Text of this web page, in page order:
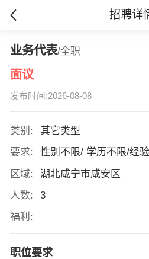
招聘详
业务代表/全职
面议
发布时间:2026-08-08
类别:
其它类型
要求:
性别不限/ 学历不限/经
区域:
湖北咸宁市咸安区
人数:
3
福利:
职位要求